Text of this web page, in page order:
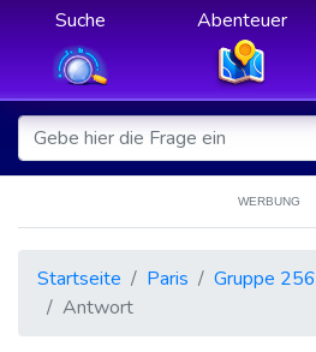
Suche Abenteuer
WERBUNG
Startseite Paris Gruppe 256
Antwort